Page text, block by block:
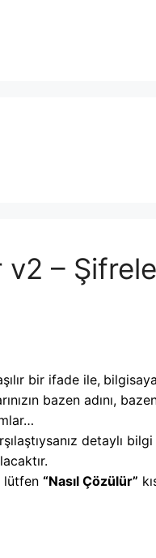
–
bir ifade ile, b
bazen adını,
detaylı
lütfen “Nasıl Çözülür”